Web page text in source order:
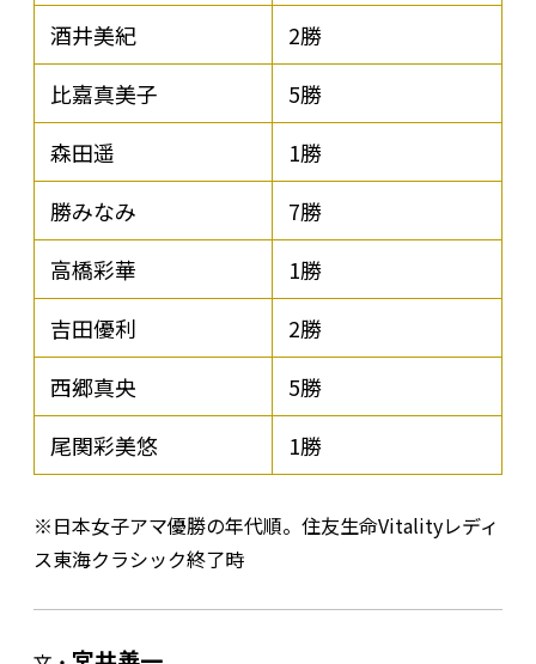
酒井美紀
2勝
比嘉真美子
5勝
森田遥
1勝
勝みなみ
7勝
高橋彩華
1勝
吉田優利
2勝
西郷真央
5勝
尾関彩美悠
1勝
※日本女子アマ優勝の年代順。住友生命Vitalityレディ
ス東海クラシック終了時